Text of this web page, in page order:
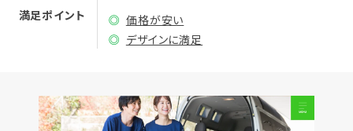
満足ポイント
◎ 価格が安い
◎ デザインに満足